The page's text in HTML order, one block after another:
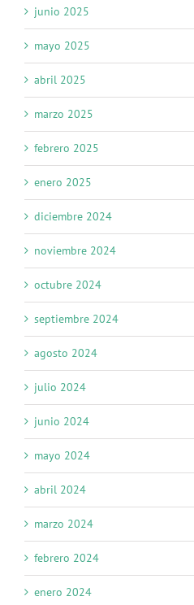
junio 2025
mayo 2025
abril 2025
marzo 2025
febrero 2025
enero 2025
diciembre 2024
noviembre 2024
octubre 2024
septiembre 2024
agosto 2024
julio 2024
junio 2024
mayo 2024
abril 2024
marzo 2024
febrero 2024
enero 2024